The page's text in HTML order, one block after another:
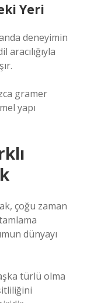
Yeri
deneyimin
gramer
yapı
çoğu zaman
dünyayı
türlü olma